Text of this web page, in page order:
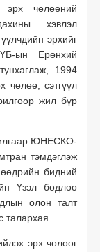
чөлөөний
хэвлэл
эрхийг
ын Ерөнхий
1994
чөлөө, сэтгүүл
жил бүр
ЮНЕСКО-
тэмдэглэж
бидний
Үзэл бодлоо
олон талт
талархая.
эрх чөлөөг